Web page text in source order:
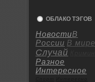
ОБЛАКО ТЭГОВ
НовостиВ
России В мире
Случай
Разное
Интересное